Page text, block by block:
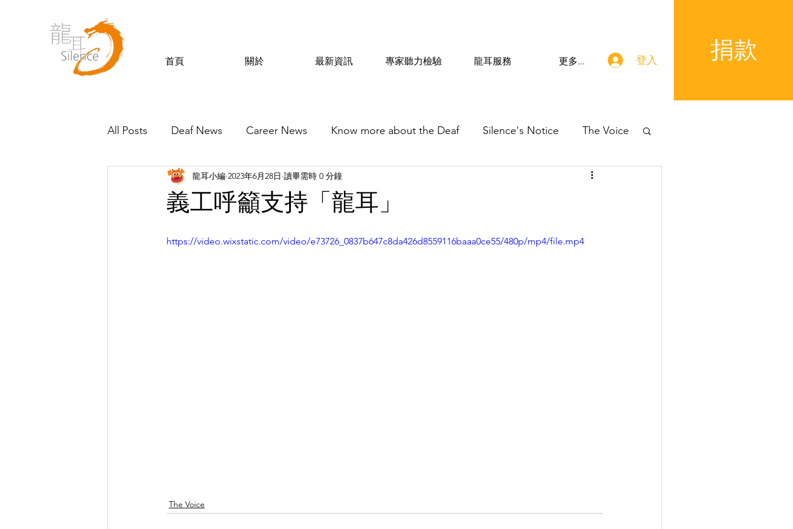
首頁 關於 最新資訊 專家聽力檢驗 龍耳服務 更多... 登入 捐款
All Posts Deaf News Career News Know more about the Deaf Silence's Notice The Voice
Silence’s Friends
義工呼籲支持「龍耳」
龍耳小編 2023年6月28日 讀畢需時 0 分鐘
https://video.wixstatic.com/video/e73726_0837b647c8da426d8559116baaa0ce55/480p/mp4/file.mp4
The Voice